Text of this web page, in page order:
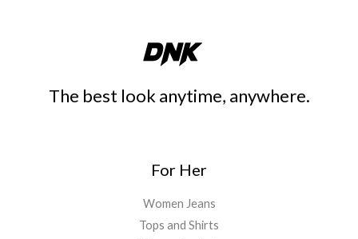
The best look anytime, anywhere.
For Her
Women Jeans
Tops and Shirts